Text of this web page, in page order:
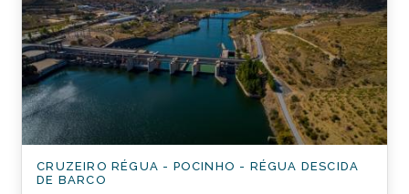
CRUZEIRO RÉGUA - POCINHO - RÉGUA DESCIDA
DE BARCO